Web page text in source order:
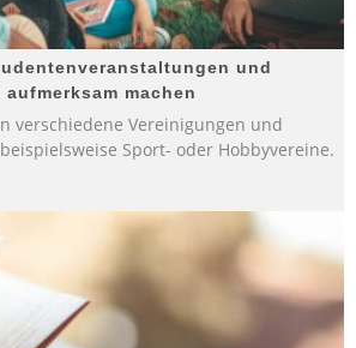
und
machen
verschiedene Vereinigungen und
Sport- oder Hobbyvereine.